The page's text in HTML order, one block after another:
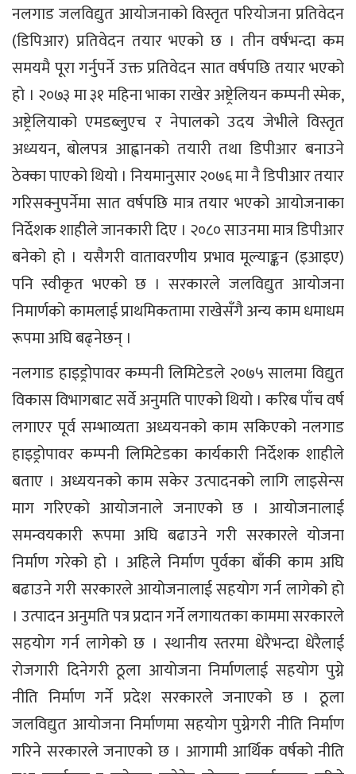
नलगाड जलविद्युत आयोजनाको विस्तृत परियोजना प्रतिवेदन
(डिपिआर) प्रतिवेदन तयार भएको छ । तीन वर्षभन्दा कम
समयमै पूरा गर्नुपर्ने उक्त प्रतिवेदन सात वर्षपछि तयार भएको
हो । २०७३ मा ३१ महिना भाका राखेर अष्ट्रेलियन कम्पनी स्मेक,
अष्ट्रेलियाको एमडब्लुएच र नेपालको उदय जेभीले विस्तृत
अध्ययन, बोलपत्र आह्वानको तयारी तथा डिपीआर बनाउने
ठेक्का पाएको थियो । नियमानुसार २०७६ मा नै डिपीआर तयार
गरिसक्नुपर्नेमा सात वर्षपछि मात्र तयार भएको आयोजनाका
निर्देशक शाहीले जानकारी दिए । २०८० साउनमा मात्र डिपीआर
बनेको हो । यसैगरी वातावरणीय प्रभाव मूल्याङ्कन (इआइए)
पनि स्वीकृत भएको छ । सरकारले जलविद्युत आयोजना
निमार्णको कामलाई प्राथमिकतामा राखेसँगै अन्य काम धमाधम
रूपमा अघि बढ्नेछन् ।
नलगाड हाइड्रोपावर कम्पनी लिमिटेडले २०७५ सालमा विद्युत
विकास विभागबाट सर्वे अनुमति पाएको थियो । करिब पाँच वर्ष
लगाएर पूर्व सम्भाव्यता अध्ययनको काम सकिएको नलगाड
हाइड्रोपावर कम्पनी लिमिटेडका कार्यकारी निर्देशक शाहीले
बताए । अध्ययनको काम सकेर उत्पादनको लागि लाइसेन्स
माग गरिएको आयोजनाले जनाएको छ । आयोजनालाई
समन्वयकारी रूपमा अघि बढाउने गरी सरकारले योजना
निर्माण गरेको हो । अहिले निर्माण पुर्वका बाँकी काम अघि
बढाउने गरी सरकारले आयोजनालाई सहयोग गर्न लागेको हो
। उत्पादन अनुमति पत्र प्रदान गर्ने लगायतका काममा सरकारले
सहयोग गर्न लागेको छ । स्थानीय स्तरमा धेरैभन्दा धेरैलाई
रोजगारी दिनेगरी ठूला आयोजना निर्माणलाई सहयोग पुग्ने
नीति निर्माण गर्ने प्रदेश सरकारले जनाएको छ । ठूला
जलविद्युत आयोजना निर्माणमा सहयोग पुग्नेगरी नीति निर्माण
गरिने सरकारले जनाएको छ । आगामी आर्थिक वर्षको नीति